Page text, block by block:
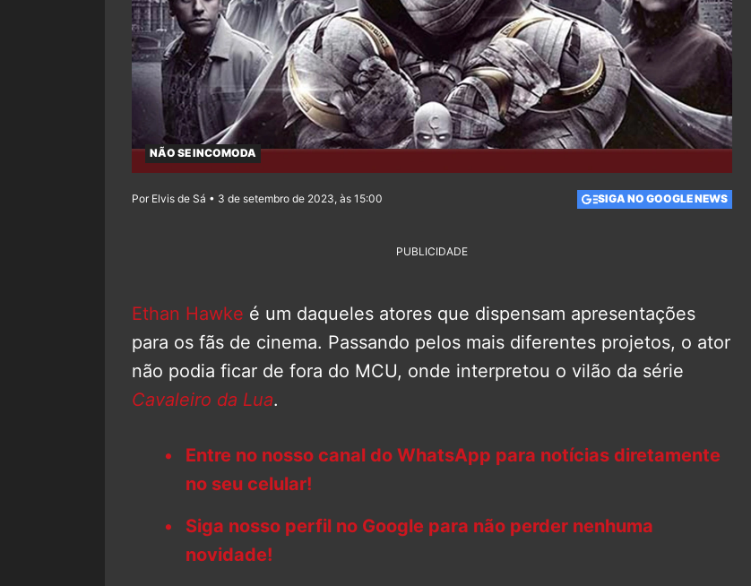
NÃO SE INCOMODA
Por Elvis de Sá • 3 de setembro de 2023, às 15:00 SIGA NO GOOGLE NEWS
PUBLICIDADE
Ethan Hawke é um daqueles atores que dispensam apresentações
para os fãs de cinema. Passando pelos mais diferentes projetos, o ator
não podia ficar de fora do MCU, onde interpretou o vilão da série
Cavaleiro da Lua.
Entre no nosso canal do WhatsApp para notícias diretamente
no seu celular!
Siga nosso perfil no Google para não perder nenhuma
novidade!